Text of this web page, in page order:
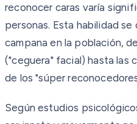
reconocer caras varía
personas. Esta habilidad
campana en la población,
("ceguera" facial) hasta las
de los "súper
Según estudios